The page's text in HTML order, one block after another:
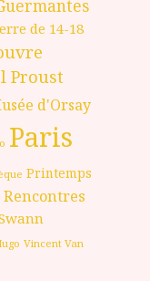
de 14-18
Proust
d'Orsay
Paris
Printemps
Rencontres
Vincent Van